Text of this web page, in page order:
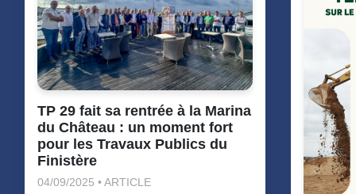
TP 29 fait sa rentrée à la Marina
du Château : un moment fort
pour les Travaux Publics du
Finistère
04/09/2025 • ARTICLE